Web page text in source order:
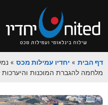
דף הבית » יחדיו עמילות מכס »
מלחמה להגברת המוכנות